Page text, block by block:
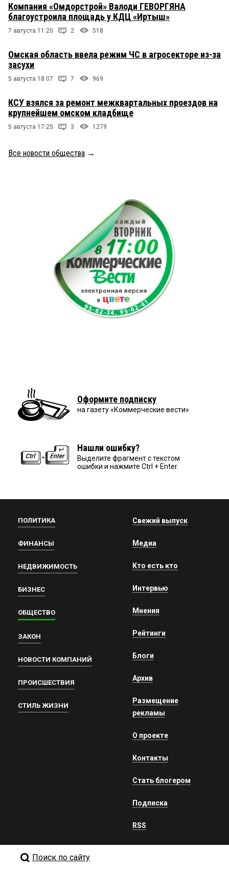
Компания «Омдорстрой» Валоди ГЕВОРГЯНА
благоустроила площадь у КДЦ «Иртыш»
7 августа 11:20 2 518
Омская область ввела режим ЧС в агросекторе из-за
засухи
5 августа 18:07 7 969
КСУ взялся за ремонт межквартальных проездов на
крупнейшем омском кладбище
5 августа 17:25 3 1279
Все новости общества →
Оформите подписку
на газету «Коммерческие вести»
Нашли ошибку?
Выделите фрагмент с текстом
ошибки и нажмите Ctrl + Enter.
ПОЛИТИКА
ФИНАНСЫ
НЕДВИЖИМОСТЬ
БИЗНЕС
ОБЩЕСТВО
ЗАКОН
НОВОСТИ КОМПАНИЙ
ПРОИСШЕСТВИЯ
СТИЛЬ ЖИЗНИ
Свежий выпуск
Медиа
Кто есть кто
Интервью
Мнения
Рейтинги
Блоги
Архив
Размещение
рекламы
О проекте
Контакты
Стать блогером
Подписка
RSS
Поиск по сайту